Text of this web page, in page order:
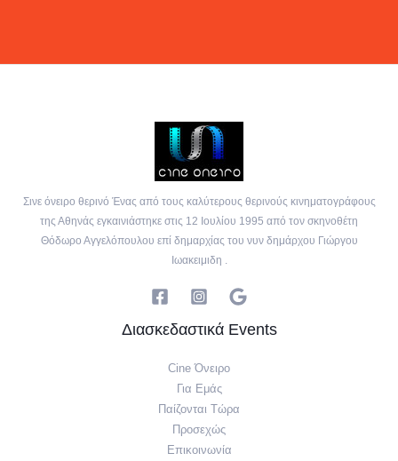
Σινε όνειρο θερινό Ένας από τους καλύτερους θερινούς κινηματογράφους
της Αθηνάς εγκαινιάστηκε στις 12 Ιουλίου 1995 από τον σκηνοθέτη
Θόδωρο Αγγελόπουλου επί δημαρχίας του νυν δημάρχου Γιώργου
Ιωακειμιδη .
Διασκεδαστικά Events
Cine Όνειρο
Για Eμάς
Παίζονται Τώρα
Προσεχώς
Επικοινωνία